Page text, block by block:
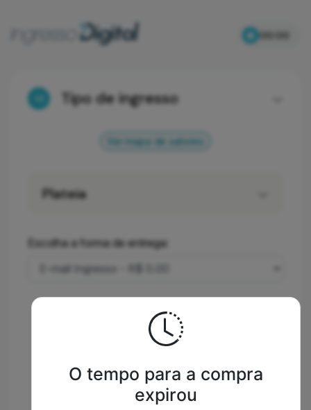
00:00
O tempo para a compra
expirou
Tipo de ingresso
Ver mapa de setores
Plateia
Escolha a forma de entrega: